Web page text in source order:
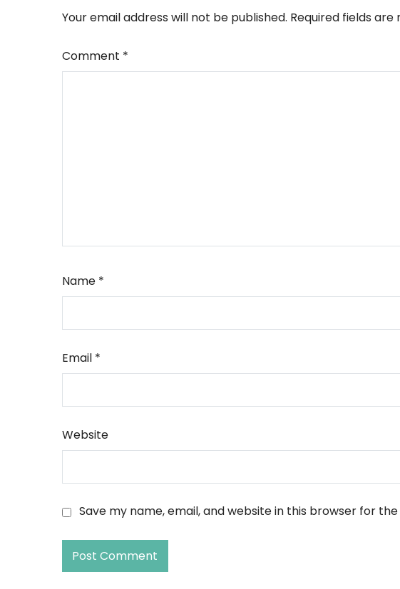
Your email address will not be published. Required fields are
Comment *
Name *
Email *
Website
Save my name, email, and website in this browser for